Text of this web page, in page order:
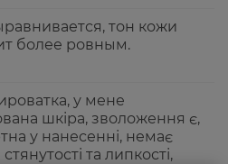
тон кожи
более ровным.
у мене
шкіра, зволоження є,
у нанесенні, немає
та липкості,